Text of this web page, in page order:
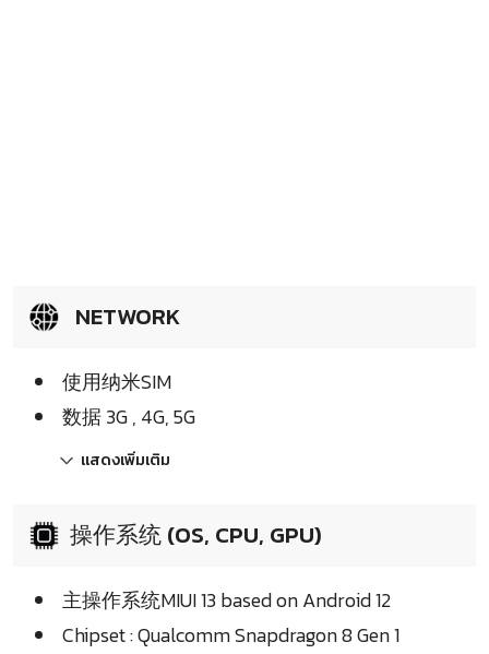
NETWORK
使用纳米SIM
数据 3G , 4G, 5G
แสดงเพิ่มเติม
操作系统 (OS, CPU, GPU)
主操作系统MIUI 13 based on Android 12
Chipset : Qualcomm Snapdragon 8 Gen 1